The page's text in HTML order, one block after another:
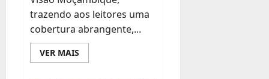
trazendo aos leitores uma
cobertura abrangente,...
VER MAIS
mais